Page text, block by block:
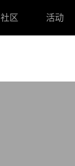
社区 活动